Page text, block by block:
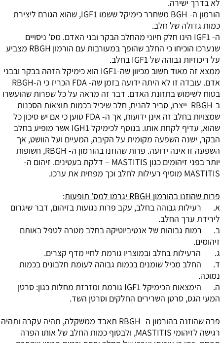
לא בדרך ישירה.
הורמון ה- BGH משחרר כימיקל ששמו IGF1, שהוא הגורם ליצירת
כמות גדולה של חלב.
ה- IGF1 הינו חלק חיוני מהחלב הבקר ובני האדם. מס' ניסויים
שנערכו הוכיחו כי החלב שהופך במעורבות עם הורמון RBGH מצביע
על ריכוזיות גבוהה של IGF1 בחלב.
ממצא זה מאוד חשוב מכיוון שה-IGF1 הוא כימיקל הזהה בבקר ובבני
אדם. עובדה זו לא היתה ידועה בזמן שה- FDA הכריז כי ה-RBGH
בטוח לשימוש בתזונת האדם. דבר זה מראה על כל שפרות שהועשרו
ב-RBGH ייצרו, סביר להניח, חלב שיכיל בכמות תוצאות הסכנות
שמצויות בחלב זה אינן ידועות, אך ה- FDA טוען כי אם יש סיכון כל
שהוא, עדיף לקחת אותו. בנוסף לכימיקל IGH1 אשר מופיע בחלב
הבקר, ישנה השפעה מקומית על הקיבה, המעיים ועל הוושט, אך
השפעה זו אינה ידועה. פרות שהוזנו בהורמון ה- RBGH, חשופות
יותר בפני זיהומים כגון MASTITIS – דלקת בעטינים. זיהום ה-
MASTITIS מוסיף רעילות לחלב וכך מפחית את ערכו.
פרות שהוזנו בהורמון RBGH יגרמו למס' תופעות
:
א. רעילות גבוהה בחלב, עקב פרות נגועות בזיהום, דבר שיגרום
לירידת ערך החלב.
ב. רמות גבוהות של אנטיביוטיקה בחלב מטרה לטפל באותם
זיהומים.
ג. הרעילות בחלב ובמוצריו גורמת לחיי מדף קצרים.
ד. החלב מכיל שומנים בכמות גבוהה לעומת חלבונים בכמות
נמוכה.
ה. הימצאות הכימיקל IGF1 גורמת ומזרזת מחלות כגון: סרטן
המעי הגס, סרטן השרירים החלקים וסרטן השד.
פרה שהוזנה בהורמון ה- RBGH תאבד ממשקלה, תהיה עקרה ותהיה
רגישה לזיהומי MASTITIS, ולבסוף כמות החלב של אותו הפרה